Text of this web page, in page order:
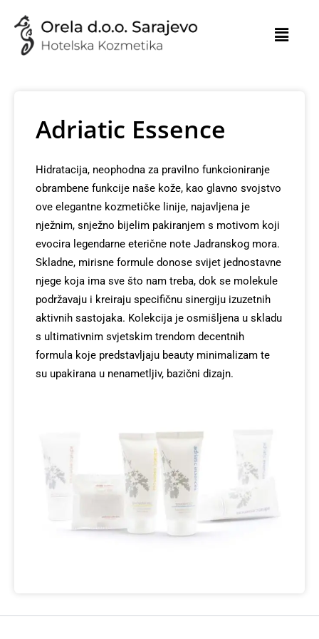
content
Adriatic Essence
Hidratacija, neophodna za pravilno funkcioniranje
obrambene funkcije naše kože, kao glavno svojstvo
ove elegantne kozmetičke linije, najavljena je
nježnim, snježno bijelim pakiranjem s motivom koji
evocira legendarne eterične note Jadranskog mora.
Skladne, mirisne formule donose svijet jednostavne
njege koja ima sve što nam treba, dok se molekule
podržavaju i kreiraju specifičnu sinergiju izuzetnih
aktivnih sastojaka. Kolekcija je osmišljena u skladu
s ultimativnim svjetskim trendom decentnih
formula koje predstavljaju beauty minimalizam te
su upakirana u nenametljiv, bazični dizajn.